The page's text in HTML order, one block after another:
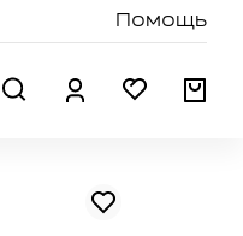
Помощь
ПоискПрофиль